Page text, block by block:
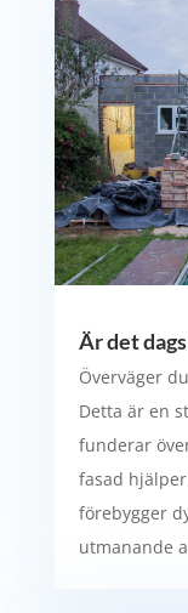
Är det
Överväger
Detta är en
funderar
fasad
förebygger
utmanande